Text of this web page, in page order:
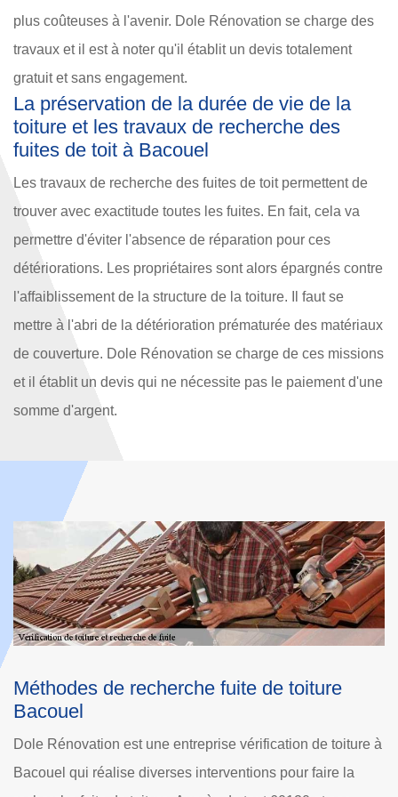
plus coûteuses à l'avenir. Dole Rénovation se charge des
travaux et il est à noter qu'il établit un devis totalement
gratuit et sans engagement.
La préservation de la durée de vie de la
toiture et les travaux de recherche des
fuites de toit à Bacouel
Les travaux de recherche des fuites de toit permettent de
trouver avec exactitude toutes les fuites. En fait, cela va
permettre d'éviter l'absence de réparation pour ces
détériorations. Les propriétaires sont alors épargnés contre
l'affaiblissement de la structure de la toiture. Il faut se
mettre à l'abri de la détérioration prématurée des matériaux
de couverture. Dole Rénovation se charge de ces missions
et il établit un devis qui ne nécessite pas le paiement d'une
somme d'argent.
à
Devis vérification de toiture à Bacouel
Afin de disposer une toiture de qualité au cours du temps, il
est important qu’elle soit loin des risques d’infiltration et de
fuite d’eau. Couvreur vérification de toiture à Bacouel, Dole